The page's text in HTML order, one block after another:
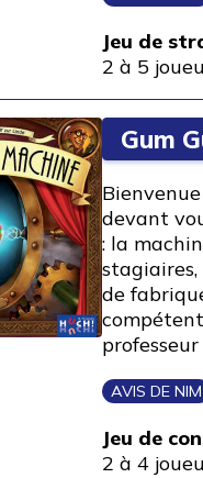
Jeu de
2 à 5
Gum
devant
: la
de
AVIS DE NIM
Jeu de
2 à 4